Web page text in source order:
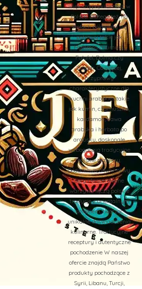
większą popularność w
Polsce. Dlatego też, na
stołach pojawiają się
potrawy takie jak
Hommos (Humus),
Falafel, Dolma czy
Zaatar. Co więcej,
przyprawy
charakterystyczne dla
kuchni arabskiej, takie
jak kumin, czarnuszka,
kardamon, kawa
arabska i herbata po
arabsku, doskonale
wzbogacają tradycyjne
polskie przepisy.
Dodatkowo, oliwki, oliwy,
sery i faszerowane
warzywa łączą polskie
tradycje z orientalnym
smakiem, tworząc
unikalne doświadczenia
kulinarne. Tradycyjne
receptury i autentyczne
pochodzenie W naszej
ofercie znajdą Państwo
produkty pochodzące z
Syrii, Libanu, Turcji,